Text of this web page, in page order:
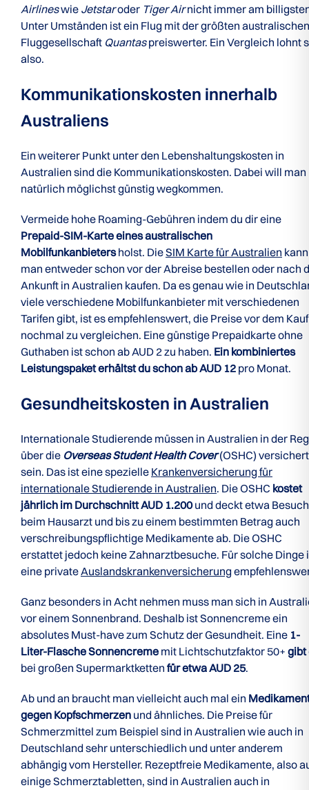
Airlineswie Jetstaroder Tiger Airnicht immer am
Unter Umständen ist ein Flug mit der größten australischen
Fluggesellschaft Quantaspreiswerter. Ein Vergleich lohnt
also.
Kommunikationskosten innerhalb
Australiens
Ein weiterer Punkt unter den Lebenshaltungskosten in
Australien sind die Kommunikationskosten. Dabei will man
natürlich möglichst günstig wegkommen.
Vermeide hohe Roaming-Gebühren indem du dir eine
Prepaid-SIM-Karte eines australischen
Mobilfunkanbietersholst. DieSIM Karte für Australien kann
man entweder schon vor der Abreise bestellen oder nach
Ankunft in Australien kaufen. Da es genau wie in
viele verschiedene Mobilfunkanbieter mit verschiedenen
Tarifen gibt, ist es empfehlenswert, die Preise vor dem Kauf
nochmal zu vergleichen. Eine günstige Prepaidkarte ohne
Guthaben ist schon ab AUD 2 zu haben. Ein kombiniertes
Leistungspaket erhältst du schon ab AUD 12 pro Monat.
Gesundheitskosten in Australien
Internationale Studierende müssen in Australien in der
über die Overseas Student Health Cover(OSHC) versichert
sein. Das ist eine spezielle Krankenversicherung für
internationale Studierende in Australien. Die OSHC kostet
jährlich im Durchschnitt AUD 1.200und deckt etwa
beim Hausarzt und bis zu einem bestimmten Betrag auch
verschreibungspflichtige Medikamente ab. Die OSHC
erstattet jedoch keine Zahnarztbesuche. Für solche Dinge
eine privateAuslandskrankenversicherung
Ganz besonders in Acht nehmen muss man sich in
vor einem Sonnenbrand. Deshalb ist Sonnencreme ein
absolutes Must-have zum Schutz der Gesundheit. Eine 1-
Liter-Flasche Sonnencreme mit Lichtschutzfaktor 50+ gibt
bei großen Supermarktketten für etwa AUD 25.
Ab und an braucht man vielleicht auch mal ein
gegen Kopfschmerzen und ähnliches. Die Preise für
Schmerzmittel zum Beispiel sind in Australien wie auch in
Deutschland sehr unterschiedlich und unter anderem
abhängig vom Hersteller. Rezeptfreie Medikamente, also
einige Schmerztabletten, sind in Australien auch in